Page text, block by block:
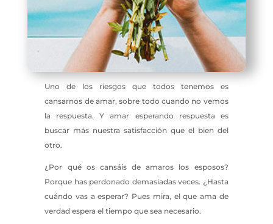
Uno de los riesgos que todos tenemos es
cansarnos de amar, sobre todo cuando no vemos
la respuesta. Y amar esperando respuesta es
buscar más nuestra satisfacción que el bien del
otro.
¿Por qué os cansáis de amaros los esposos?
Porque has perdonado demasiadas veces. ¿Hasta
cuándo vas a esperar? Pues mira, el que ama de
verdad espera el tiempo que sea necesario.